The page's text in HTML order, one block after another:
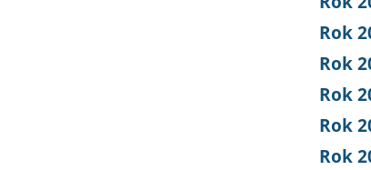
Rok
Rok
Rok
Rok
Rok